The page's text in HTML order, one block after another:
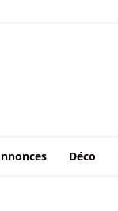
Déco